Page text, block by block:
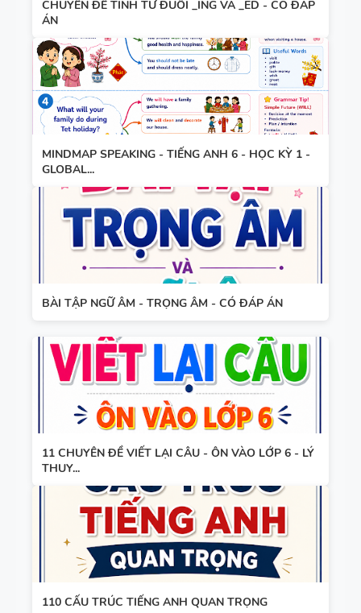
HỢP NĂNG
LỰC SỐ -
CẢ NĂM
TIẾNG ANH
TỪ VỰNG
VÀ NGỮ
TIẾNG ANH
6 - HỌC KỲ
1 - FILE
WORD +
ẢNH MINH
HỌA
BẢNG
WORD
FORM -
TIẾNG ANH
GLOBAL
SUCCESS -
HỌC KỲ 1 -
CÓ ĐÁP ÁN
BẢNG
WORD
FORM
THEO TỪNG
UNIT -
10 -
GLOBAL
SUCCESS -
HỌC KỲ 1 -
CÓ ĐÁP ÁN
CHUYÊN ĐỀ TÍNH TỪ ĐUÔI _ING VÀ _ED - CÓ ĐÁP
ÁN
MINDMAP SPEAKING - TIẾNG ANH 6 - HỌC KỲ 1 -
GLOBAL...
BÀI TẬP NGỮ ÂM - TRỌNG ÂM - CÓ ĐÁP ÁN
11 CHUYÊN ĐỀ VIẾT LẠI CÂU - ÔN VÀO LỚP 6 - LÝ
THUY...
110 CẤU TRÚC TIẾNG ANH QUAN TRỌNG